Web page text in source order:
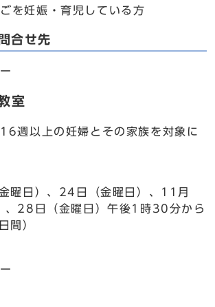
を妊娠・育児している方
合せ先
室
週以上の妊婦とその家族を対象に
日）、24日（金曜日）、11月
、28日（金曜日）午後1時30分から
間）